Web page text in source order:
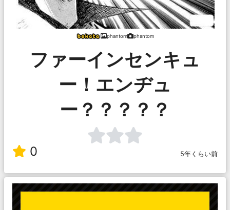
phantom phantom
ファーインセンキュ
ー！エンヂュ
ー？？？？？
0 5年くらい前